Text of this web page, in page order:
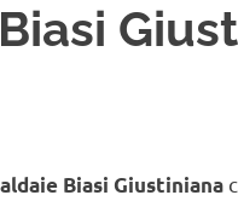
Biasi Giustiniana